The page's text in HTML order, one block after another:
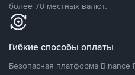
более 70 местных валют.
Гибкие способы оплаты
Безопасная платформа Binance